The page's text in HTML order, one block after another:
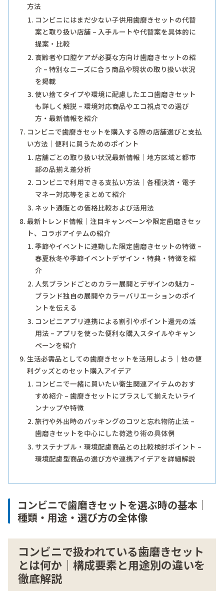
方法
コンビニにはまだ少ない子供用歯磨きセットの代替
案と取り扱い店舗 – 入手ルートや代替案を具体的に
提案・比較
高齢者や口腔ケアが必要な方向け歯磨きセットの紹
介 – 特別なニーズに合う商品や現状の取り扱い状況
を掲載
使い捨てタイプや環境に配慮したエコ歯磨きセット
も詳しく解説 – 環境対応商品やエコ視点での選び
方・最新情報を紹介
コンビニで歯磨きセットを購入する際の店舗選びと支払
い方法｜便利に買うためのポイント
店舗ごとの取り扱い状況最新情報｜地方区域と都市
部の品揃え差分析
コンビニで利用できる支払い方法｜各種決済・電子
マネー対応等をまとめて紹介
ネット通販との価格比較および活用法
最新トレンド情報｜注目キャンペーンや限定歯磨きセッ
ト、コラボアイテムの紹介
季節やイベントに連動した限定歯磨きセットの特徴 –
春夏秋冬や季節イベントデザイン・特典・特徴を紹
介
人気ブランドごとのカラー展開とデザインの魅力 –
ブランド独自の展開やカラーバリエーションのポイ
ントを伝える
コンビニアプリ連携による割引やポイント還元の活
用法 – アプリを使った便利な購入スタイルやキャン
ペーンを紹介
生活必需品としての歯磨きセットを活用しよう｜他の便
利グッズとのセット購入アイデア
コンビニで一緒に買いたい衛生関連アイテムのおす
すめ紹介 – 歯磨きセットにプラスして揃えたいライ
ンナップや特徴
旅行や外出時のパッキングのコツと忘れ物防止法 –
歯磨きセットを中心にした荷造り術の具体例
サステナブル・環境配慮商品との比較検討ポイント –
環境配慮型商品の選び方や連携アイデアを詳細解説
コンビニで歯磨きセットを選ぶ時の基本｜
種類・用途・選び方の全体像
コンビニで扱われている歯磨きセット
とは何か｜構成要素と用途別の違いを
徹底解説